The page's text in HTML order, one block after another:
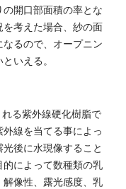
開口部面積の率とな
考えた場合、紗の面
るので、オープニン
いえる。
る紫外線硬化樹脂で
線を当てる事によっ
後に水現像すること
によって数種類の乳
像性、露光感度、乳